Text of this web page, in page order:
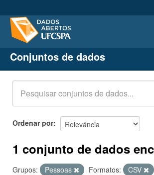
Conjuntos de dados
Organizações
Grupos
Sobre
Conjuntos de dados
Ordenar por
1 conjunto de dados
Grupos: Pessoas Formatos: CSV